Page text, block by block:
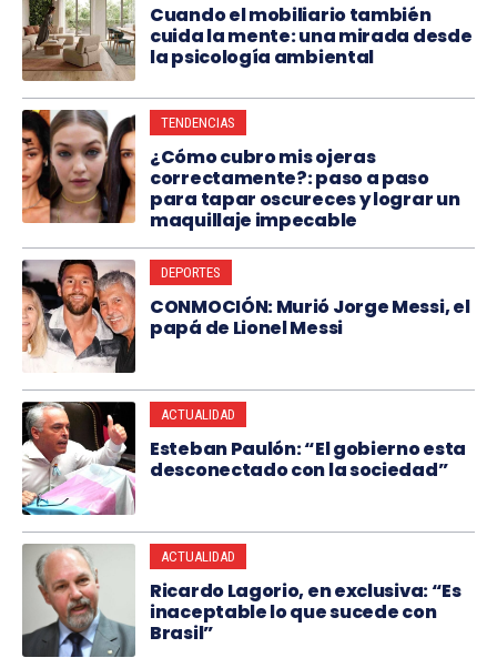
Cuando el mobiliario también
cuida la mente: una mirada desde
la psicología ambiental
TENDENCIAS
¿Cómo cubro mis ojeras
correctamente?: paso a paso
para tapar oscureces y lograr un
maquillaje impecable
DEPORTES
CONMOCIÓN: Murió Jorge Messi, el
papá de Lionel Messi
ACTUALIDAD
Esteban Paulón: “El gobierno esta
desconectado con la sociedad”
ACTUALIDAD
Ricardo Lagorio, en exclusiva: “Es
inaceptable lo que sucede con
Brasil”